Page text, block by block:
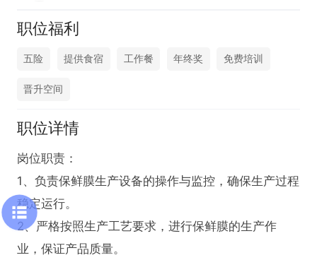
职位福利
五险 提供食宿 工作餐 年终奖 免费培训
晋升空间
职位详情
岗位职责：
1、负责保鲜膜生产设备的操作与监控，确保生产过程
稳定运行。
2、严格按照生产工艺要求，进行保鲜膜的生产作
业，保证产品质量。